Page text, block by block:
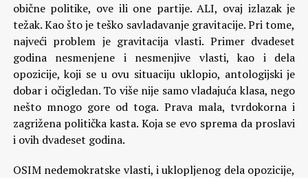
obične politike, ove ili one partije.ALI, ovaj izlazak je
težak. Kao što je teško savladavanje gravitacije. Pri tome,
najveći problem je gravitacija vlasti. Primer dvadeset
godina nesmenjene i nesmenjive vlasti, kao i dela
opozicije, koji se u ovu situaciju uklopio, antologijski je
dobar i očigledan. To više nije samo vladajuća klasa, nego
nešto mnogo gore od toga. Prava mala, tvrdokorna i
zagrižena politička kasta. Koja se evo sprema da proslavi
i ovih dvadeset godina.
OSIM nedemokratske vlasti, i uklopljenog dela opozicije,